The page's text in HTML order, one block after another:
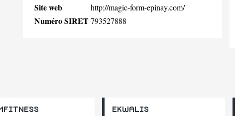
Site web http://magic-form-epinay.com/
Numéro SIRET793527888
EKWALIS